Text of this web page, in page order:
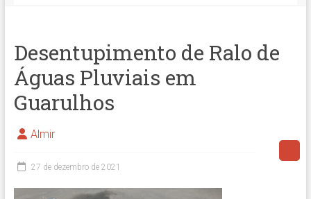
Desentupimento de Ralo de
Águas Pluviais em
Guarulhos
Almir
27 de dezembro de 2021